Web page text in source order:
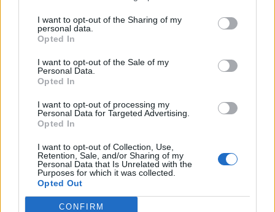
I want to opt-out of the Sharing of my
personal data.
Opted In
I want to opt-out of the Sale of my
Personal Data.
Opted In
I want to opt-out of processing my
Personal Data for Targeted Advertising.
Opted In
I want to opt-out of Collection, Use,
Retention, Sale, and/or Sharing of my
Personal Data that Is Unrelated with the
Purposes for which it was collected.
Opted Out
CONFIRM
παρατηρεί.
σύνολο, οι ερευνητές εντοπίζουν ότι παρά το
γεγονός ότι διαθέτει υψηλό βιοτικό επίπεδο και
άρα έχει μεγαλύτερη οικονομική δυνατότητα
για πρόσβαση στις ψηφιακές τεχνολογίες από
άλλες ηπείρους, το κεντρικό ζήτημα είναι η
ψηφιακή εκπαίδευση των μεγαλύτερων
ηλικιών.